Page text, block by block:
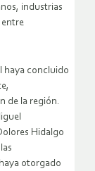
industrias
entre
haya concluido
de la región.
Hidalgo
otorgado